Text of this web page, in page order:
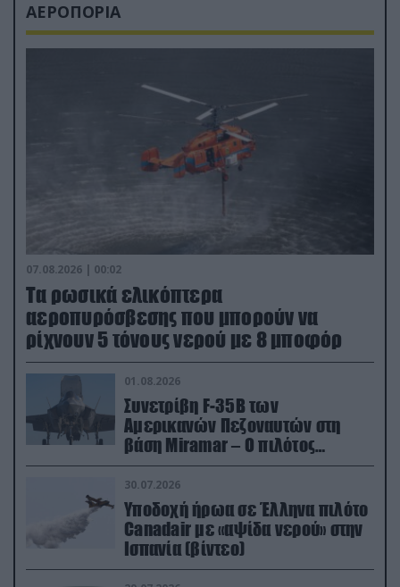
ΑΕΡΟΠΟΡΙΑ
07.08.2026 | 00:02
Τα ρωσικά ελικόπτερα
αεροπυρόσβεσης που μπορούν να
ρίχνουν 5 τόνους νερού με 8 μποφόρ
01.08.2026
Συνετρίβη F-35B των
Αμερικανών Πεζοναυτών στη
βάση Miramar – Ο πιλότος
εκτινάχθηκε εγκαίρως
30.07.2026
Υποδοχή ήρωα σε Έλληνα πιλότο
Canadair με «αψίδα νερού» στην
Ισπανία (βίντεο)